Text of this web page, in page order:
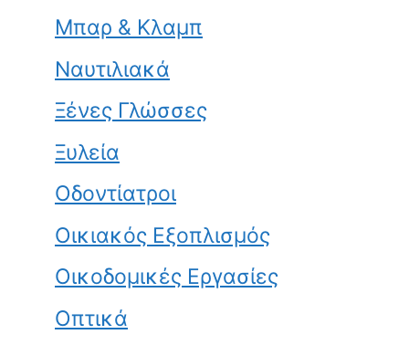
Μπαρ & Κλαμπ
Ναυτιλιακά
Ξένες Γλώσσες
Ξυλεία
Οδοντίατροι
Οικιακός Εξοπλισμός
Οικοδομικές Εργασίες
Οπτικά